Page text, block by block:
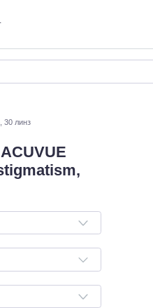
30 линз